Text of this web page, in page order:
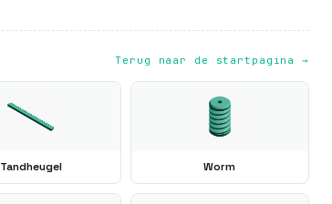
Terug naar de startpagina →
Tandheugel Worm